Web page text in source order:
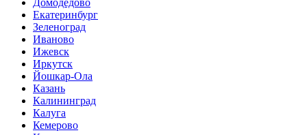
Екатеринбург
Зеленоград
Иваново
Ижевск
Иркутск
Йошкар-Ола
Казань
Калининград
Калуга
Кемерово